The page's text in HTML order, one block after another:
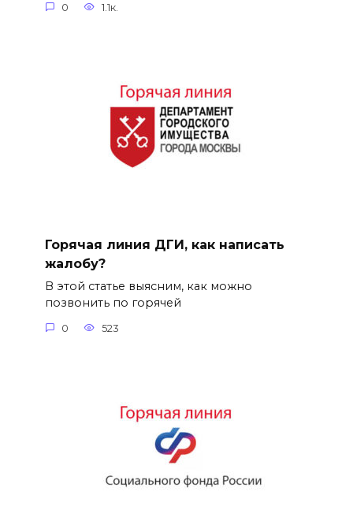
0 1.1к.
Горячая линия ДГИ, как написать
жалобу?
В этой статье выясним, как можно
позвонить по горячей
0 523